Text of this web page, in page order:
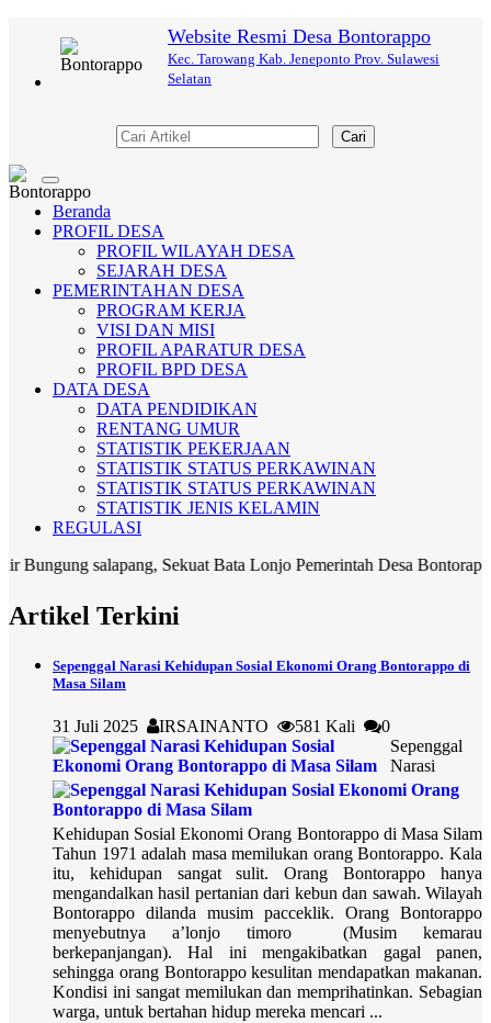
Website Resmi Desa Bontorappo
Kec. Tarowang Kab. Jeneponto Prov. Sulawesi
Selatan
Cari
Toggle
navigation
Beranda
PROFIL DESA
PROFIL WILAYAH DESA
SEJARAH DESA
PEMERINTAHAN DESA
PROGRAM KERJA
VISI DAN MISI
PROFIL APARATUR DESA
PROFIL BPD DESA
DATA DESA
DATA PENDIDIKAN
RENTANG UMUR
STATISTIK PEKERJAAN
STATISTIK STATUS PERKAWINAN
STATISTIK STATUS PERKAWINAN
STATISTIK JENIS KELAMIN
REGULASI
salapang, Sekuat Bata Lonjo Pemerintah Desa Bontorappo Hadir
Artikel Terkini
Sepenggal Narasi Kehidupan Sosial Ekonomi Orang Bontorappo di
Masa Silam
31 Juli 2025 IRSAINANTO 581 Kali
0
Sepenggal
Narasi
Kehidupan Sosial Ekonomi Orang Bontorappo di Masa Silam
Tahun 1971 adalah masa memilukan orang Bontorappo. Kala
itu, kehidupan sangat sulit. Orang Bontorappo hanya
mengandalkan hasil pertanian dari kebun dan sawah. Wilayah
Bontorappo dilanda musim pacceklik. Orang Bontorappo
menyebutnya a’lonjo timoro (Musim kemarau
berkepanjangan). Hal ini mengakibatkan gagal panen,
sehingga orang Bontorappo kesulitan mendapatkan makanan.
Kondisi ini sangat memilukan dan memprihatinkan. Sebagian
warga, untuk bertahan hidup mereka mencari ...